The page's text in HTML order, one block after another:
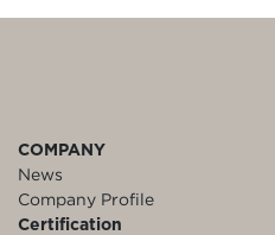
COMPANY
News
Company Profile
Certification